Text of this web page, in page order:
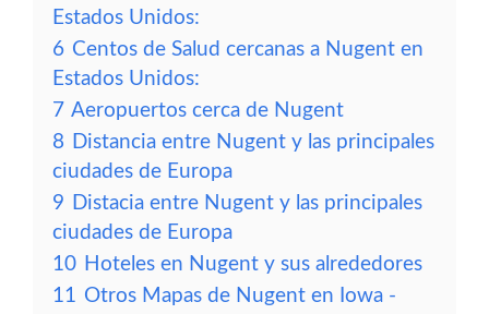
Estados Unidos:
6 Centos de Salud cercanas a Nugent en
Estados Unidos:
7 Aeropuertos cerca de Nugent
8 Distancia entre Nugent y las principales
ciudades de Europa
9 Distacia entre Nugent y las principales
ciudades de Europa
10 Hoteles en Nugent y sus alrededores
11 Otros Mapas de Nugent en Iowa -